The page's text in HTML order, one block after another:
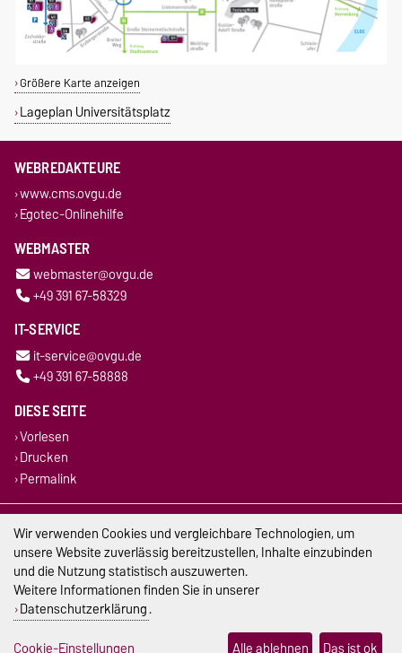
Größere Karte anzeigen
Lageplan Universitätsplatz
WEBREDAKTEURE
www.cms.ovgu.de
Egotec-Onlinehilfe
WEBMASTER
webmaster@ovgu.de
+49 391 67-58329
IT-SERVICE
it-service@ovgu.de
+49 391 67-58888
DIESE SEITE
Vorlesen
Drucken
Permalink
Impressum
Datenschutz
Barrierefreiheit
Cookie-Einstellungen
Wir verwenden Cookies und vergleichbare Technologien, um
unsere Website zuverlässig bereitzustellen, Inhalte einzubinden
und die Nutzung statistisch auszuwerten.
Weitere Informationen finden Sie in unserer
Datenschutzerklärung.
Cookie-Einstellungen
Alle ablehnen Das ist ok